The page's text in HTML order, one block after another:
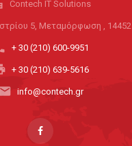
Contech IT Solutions
5, Μεταμόρφωση , 14452
+ 30 (210) 600-9951
+ 30 (210) 639-5616
info@contech.gr